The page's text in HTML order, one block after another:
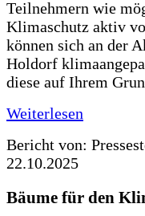
Teilnehmern wie
Klimaschutz aktiv
können sich an der
Holdorf
diese auf Ihrem
Weiterlesen
Bericht von:
22.10.2025
Bäume für den